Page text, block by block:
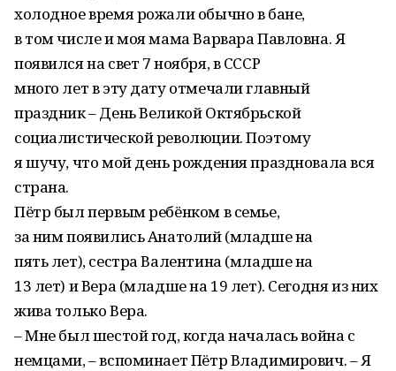
холодное время рожали обычно в бане,
в том числе и моя мама Варвара Павловна. Я
появился на свет 7 ноября, в СССР
много лет в эту дату отмечали главный
праздник – День Великой Октябрьской
социалистической революции. Поэтому
я шучу, что мой день рождения праздновала вся
страна.
Пётр был первым ребёнком в семье,
за ним появились Анатолий (младше на
пять лет), сестра Валентина (младше на
13 лет) и Вера (младше на 19 лет). Сегодня из них
жива только Вера.
– Мне был шестой год, когда началась война с
немцами, – вспоминает Пётр Владимирович. – Я